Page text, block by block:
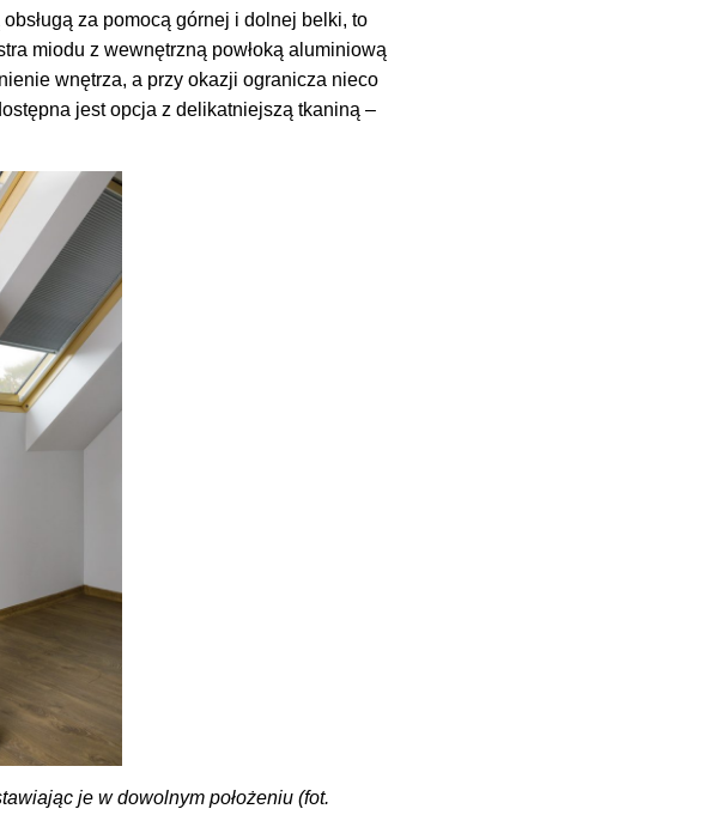
za pomocą górnej i dolnej belki, to
miodu z wewnętrzną powłoką aluminiową
wnętrza, a przy okazji ogranicza nieco
jest opcja z delikatniejszą tkaniną –
je w dowolnym położeniu (fot.